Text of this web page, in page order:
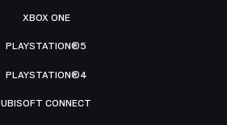
XBOX ONE
PLAYSTATION®5
PLAYSTATION®4
UBISOFT CONNECT